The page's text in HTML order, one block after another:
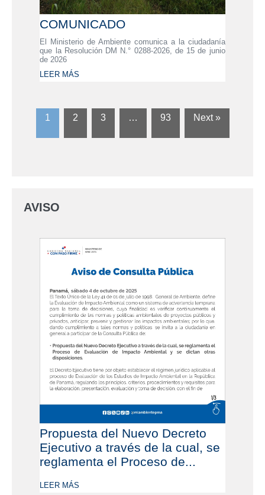
COMUNICADO
El Ministerio de Ambiente comunica a la ciudadanía
que la Resolución DM N.° 0288-2026, de 15 de junio
de 2026
LEER MÁS
1 2 3 … 93 Next »
AVISO
Propuesta del Nuevo Decreto
Ejecutivo a través de la cual, se
reglamenta el Proceso de...
LEER MÁS